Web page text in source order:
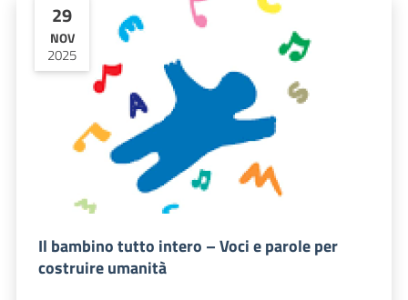
29
NOV
2025
Il bambino tutto intero – Voci e parole per
costruire umanità